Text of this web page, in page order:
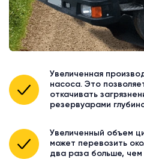
Увеличенная
насоса. Это
откачивать
резервуарами
Увеличенный объем
может перевозить
два раза больше,